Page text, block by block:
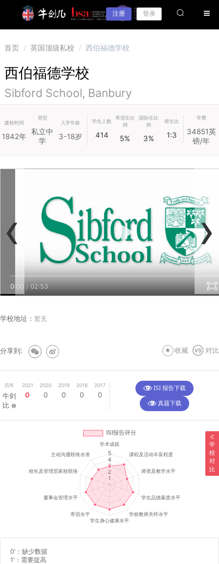
注册 登录
首页 / 英国顶级私校 / 西伯福德学校
西伯福德学校
Sibford School, Banbury
建校时间
1842年
类型
私立中
学
入学年龄
3-18岁
学生人数
414
寄宿生比
例
5%
国际生比
例
3%
师生比
1:3
学费
34851英
镑/年
0:00/02:53
‹ ›
学校地址：暂无
分享到: 收藏 对比
历年
牛剑
比
2021
0
2020
0
2019
0
2018
0
2017
0
ISI 报告下载
真题下载
0' ：缺少数据
1' ：需要提高
学
校
对
比